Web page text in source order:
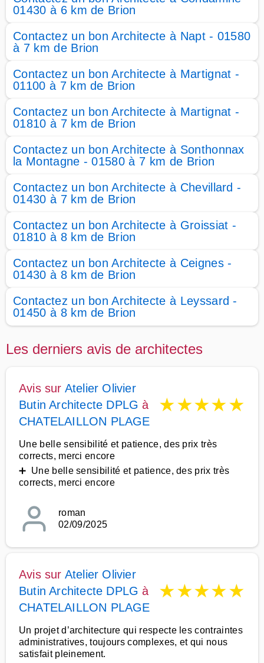
01430 à 6 km de Brion
Contactez un bon Architecte à Napt - 01580
à 7 km de Brion
Contactez un bon Architecte à Martignat -
01100 à 7 km de Brion
Contactez un bon Architecte à Martignat -
01810 à 7 km de Brion
Contactez un bon Architecte à Sonthonnax
la Montagne - 01580 à 7 km de Brion
Contactez un bon Architecte à Chevillard -
01430 à 7 km de Brion
Contactez un bon Architecte à Groissiat -
01810 à 8 km de Brion
Contactez un bon Architecte à Ceignes -
01430 à 8 km de Brion
Contactez un bon Architecte à Leyssard -
01450 à 8 km de Brion
Les derniers avis de architectes
Avis sur Atelier Olivier
Butin Architecte DPLG à
CHATELAILLON PLAGE
★★★★★
Une belle sensibilité et patience, des prix très
corrects, merci encore
➕ Une belle sensibilité et patience, des prix très
corrects, merci encore
roman
02/09/2025
Avis sur Atelier Olivier
Butin Architecte DPLG à
CHATELAILLON PLAGE
★★★★★
Un projet d’architecture qui respecte les contraintes
administratives, toujours complexes, et qui nous
satisfait pleinement.